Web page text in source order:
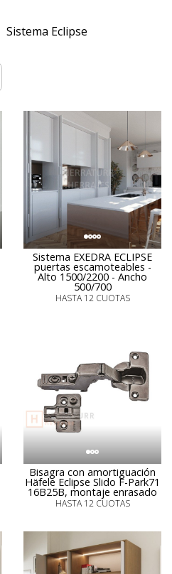
Sistema Eclipse
Sistema EXEDRA ECLIPSE
puertas escamoteables -
Alto 1500/2200 - Ancho
500/700
HASTA 12 CUOTAS
Bisagra con amortiguación
Häfele Eclipse Slido F-Park71
16B25B, montaje enrasado
HASTA 12 CUOTAS